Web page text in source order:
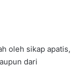
oleh sikap apatis,
dari